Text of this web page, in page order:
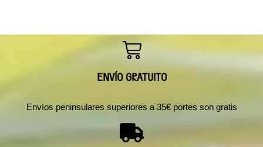
ENVÍO GRATUITO
Envíos peninsulares superiores a 35€ portes son gratis